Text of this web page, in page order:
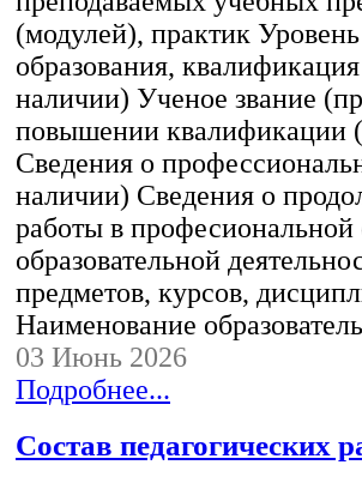
(модулей), практик
образования,
наличии) Ученое звание
повышении квалификации
Сведения о
наличии) Сведения о
работы в
образовательной
предметов, курсов,
Наименование
03 Июнь 2026
Подробнее...
Состав педагогических